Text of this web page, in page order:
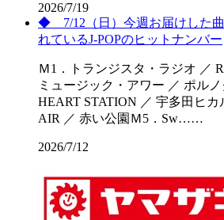
2026/7/19
◆ 7/12（日）今週お届けした
れているJ-POPのヒットナンバー
Ｍ1．トランジスタ・ラジオ ／
ミュージック・アワー ／ ポルノ
HEART STATION ／ 宇多田ヒカ
AIR ／ 赤い公園Ｍ5．Sw……
2026/7/12